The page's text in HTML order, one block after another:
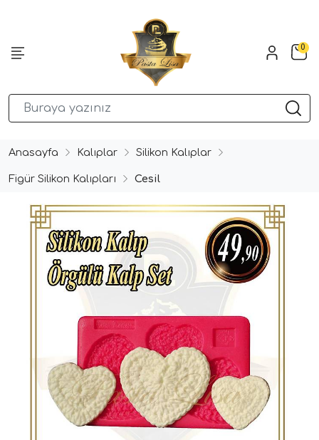
0
Anasayfa Kalıplar Silikon Kalıplar
Figür Silikon Kalıpları Cesil